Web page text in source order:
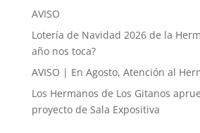
AVISO
Lotería de Navidad 2026 de la
año nos toca?
AVISO | En Agosto, Atención al
Los Hermanos de Los Gitanos
proyecto de Sala Expositiva